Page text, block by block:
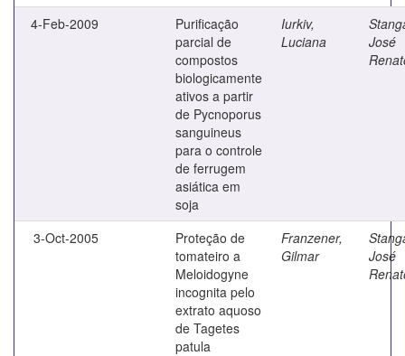
4-Feb-2009
Purificação
parcial de
compostos
biologicamente
ativos a partir
de Pycnoporus
sanguineus
para o controle
de ferrugem
asiática em
soja
Iurkiv,
Luciana
José
3-Oct-2005
Proteção de
tomateiro a
Meloidogyne
incognita pelo
extrato aquoso
de Tagetes
patula
Franzener,
Gilmar
José